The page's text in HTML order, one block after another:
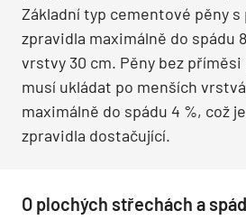
Základní typ cementové pěny
zpravidla maximálně do spádu
vrstvy 30 cm. Pěny bez
musí ukládat po menších
maximálně do spádu 4 %, což
zpravidla dostačující.
O plochých střechách a